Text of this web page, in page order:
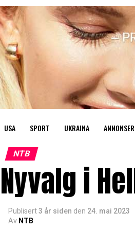
USA SPORT UKRAINA
NTB
Nyvalg i
Publisert3 år siden den 24. mai 2023
Av NTB